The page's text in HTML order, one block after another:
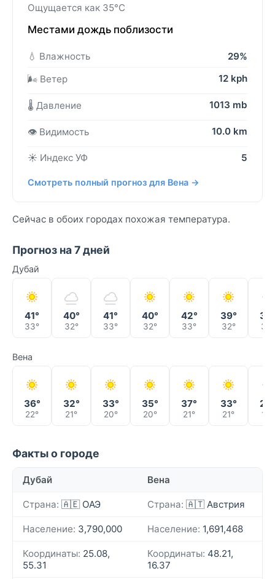
Ощущается как 35°C
Местами дождь поблизости
💧 Влажность
29%
🌬️ Ветер
12 kph
🌡️ Давление 1013 mb
👁️ Видимость 10.0 km
☀️ Индекс УФ 5
Смотреть полный прогноз для Вена →
Сейчас в обоих городах похожая температура.
Прогноз на 7 дней
Дубай
41°
33°
40°
32°
41°
33°
40°
32°
42°
33°
39°
32° 32°
Вена
36°
22°
32°
21°
33°
20°
35°
20°
37°
21°
33°
21° 19°
Факты о городе
Дубай Вена
Страна: 🇦🇪 ОАЭ Страна: 🇦🇹 Австрия
Население: 3,790,000 Население: 1,691,468
Координаты: 25.08,
55.31
Координаты: 48.21,
16.37